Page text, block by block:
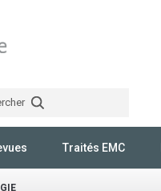
Traités EMC